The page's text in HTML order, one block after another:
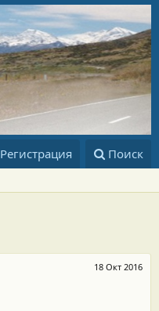
Регистрация Поиск
18 Окт 2016